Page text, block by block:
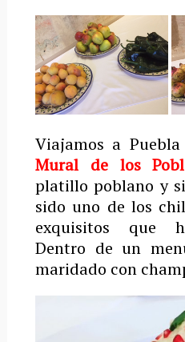
Viajamos a
Mural de los
platillo poblano y
sido uno de los
exquisitos que
Dentro de un
maridado con